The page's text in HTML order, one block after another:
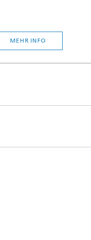
MEHR INFO